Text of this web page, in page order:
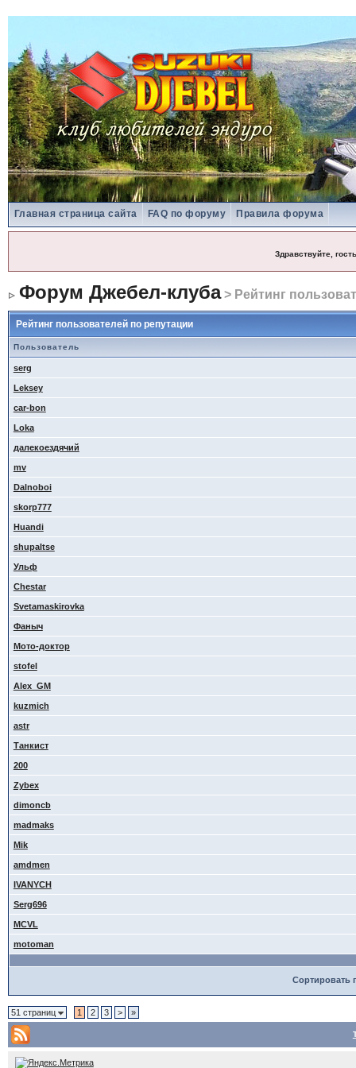
Главная страница сайта FAQ по форуму Правила форума
Здравствуйте, гость
Форум Джебел-клуба> Рейтинг
Рейтинг пользователей по репутации
Пользователь
serg
Leksey
car-bon
Loka
далекоездячий
mv
Dalnoboi
skorp777
Huandi
shupaltse
Ульф
Сhestar
Svetamaskirovka
Фаныч
Мото-доктор
stofel
Alex_GM
kuzmich
astr
Танкист
200
Zybex
dimoncb
madmaks
Mik
amdmen
IVANYCH
Serg696
MCVL
motoman
Сортировать
51 страниц 1 2 3 > »